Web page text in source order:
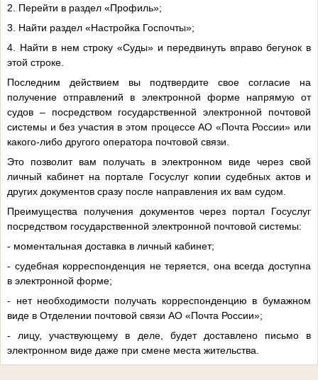
2. Перейти в раздел «Профиль»;
3. Найти раздел «Настройка Госпочты»;
4. Найти в нем строку «Суды» и передвинуть вправо бегунок в
этой строке.
Последним действием вы подтвердите свое согласие на
получение отправлений в электронной форме напрямую от
судов – посредством государственной электронной почтовой
системы и без участия в этом процессе АО «Почта России» или
какого-либо другого оператора почтовой связи.
Это позволит вам получать в электронном виде через свой
личный кабинет на портале Госуслуг копии судебных актов и
других документов сразу после направления их вам судом.
Преимущества получения документов через портал Госуслуг
посредством государственной электронной почтовой системы:
- моментальная доставка в личный кабинет;
- судебная корреспонденция не теряется, она всегда доступна
в электронной форме;
- нет необходимости получать корреспонденцию в бумажном
виде в Отделении почтовой связи АО «Почта России»;
- лицу, участвующему в деле, будет доставлено письмо в
электронном виде даже при смене места жительства.